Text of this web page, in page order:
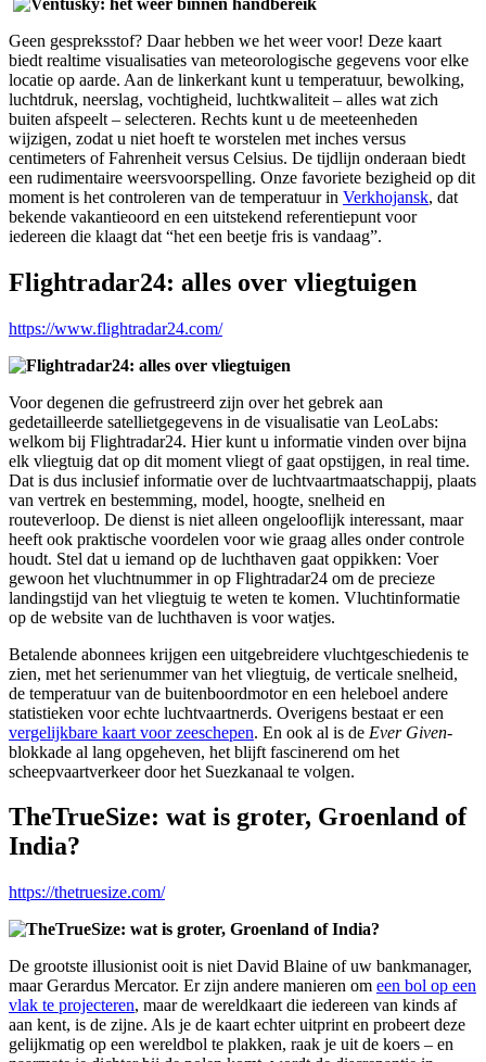
Geen gespreksstof? Daar hebben we het weer voor! Deze kaart
biedt realtime visualisaties van meteorologische gegevens voor elke
locatie op aarde. Aan de linkerkant kunt u temperatuur, bewolking,
luchtdruk, neerslag, vochtigheid, luchtkwaliteit – alles wat zich
buiten afspeelt – selecteren. Rechts kunt u de meeteenheden
wijzigen, zodat u niet hoeft te worstelen met inches versus
centimeters of Fahrenheit versus Celsius. De tijdlijn onderaan biedt
een rudimentaire weersvoorspelling. Onze favoriete bezigheid op dit
moment is het controleren van de temperatuur in Verkhojansk, dat
bekende vakantieoord en een uitstekend referentiepunt voor
iedereen die klaagt dat “het een beetje fris is vandaag”.
Flightradar24: alles over vliegtuigen
https://www.flightradar24.com/
Voor degenen die gefrustreerd zijn over het gebrek aan
gedetailleerde satellietgegevens in de visualisatie van LeoLabs:
welkom bij Flightradar24. Hier kunt u informatie vinden over bijna
elk vliegtuig dat op dit moment vliegt of gaat opstijgen, in real time.
Dat is dus inclusief informatie over de luchtvaartmaatschappij, plaats
van vertrek en bestemming, model, hoogte, snelheid en
routeverloop. De dienst is niet alleen ongelooflijk interessant, maar
heeft ook praktische voordelen voor wie graag alles onder controle
houdt. Stel dat u iemand op de luchthaven gaat oppikken: Voer
gewoon het vluchtnummer in op Flightradar24 om de precieze
landingstijd van het vliegtuig te weten te komen. Vluchtinformatie
op de website van de luchthaven is voor watjes.
Betalende abonnees krijgen een uitgebreidere vluchtgeschiedenis te
zien, met het serienummer van het vliegtuig, de verticale snelheid,
de temperatuur van de buitenboordmotor en een heleboel andere
statistieken voor echte luchtvaartnerds. Overigens bestaat er een
vergelijkbare kaart voor zeeschepen. En ook al is de Ever Given-
blokkade al lang opgeheven, het blijft fascinerend om het
scheepvaartverkeer door het Suezkanaal te volgen.
TheTrueSize: wat is groter, Groenland of
India?
https://thetruesize.com/
De grootste illusionist ooit is niet David Blaine of uw bankmanager,
maar Gerardus Mercator. Er zijn andere manieren om een bol op een
vlak te projecteren, maar de wereldkaart die iedereen van kinds af
aan kent, is de zijne. Als je de kaart echter uitprint en probeert deze
gelijkmatig op een wereldbol te plakken, raak je uit de koers – en